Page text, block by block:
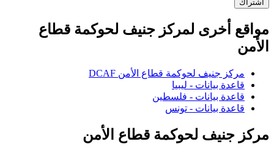
اشتراك
مواقع أخرى لمركز جنيف لحوكمة قطاع
الأمن
مركز جنيف لحوكمة قطاع الأمن DCAF
قاعدة بيانات - ليبيا
قاعدة بيانات - فلسطين
قاعدة بيانات - تونس
مركز جنيف لحوكمة قطاع الأمن